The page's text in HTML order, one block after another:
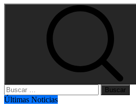
Buscar:
Últimas Noticias